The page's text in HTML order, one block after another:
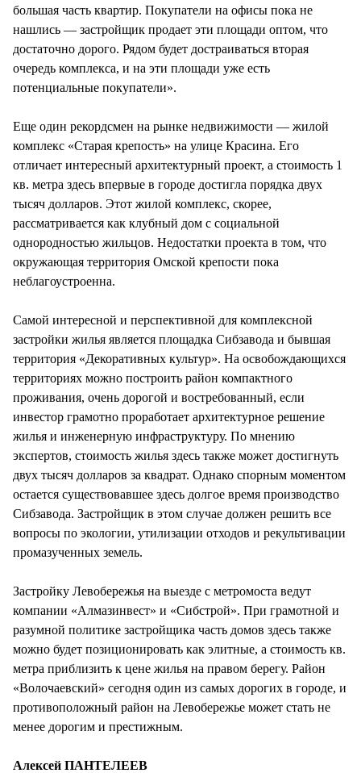
большая часть квартир. Покупатели на офисы пока не
нашлись — застройщик продает эти площади оптом, что
достаточно дорого. Рядом будет достраиваться вторая
очередь комплекса, и на эти площади уже есть
потенциальные покупатели».
Еще один рекордсмен на рынке недвижимости — жилой
комплекс «Старая крепость» на улице Красина. Его
отличает интересный архитектурный проект, а стоимость 1
кв. метра здесь впервые в городе достигла порядка двух
тысяч долларов. Этот жилой комплекс, скорее,
рассматривается как клубный дом с социальной
однородностью жильцов. Недостатки проекта в том, что
окружающая территория Омской крепости пока
неблагоустроенна.
Самой интересной и перспективной для комплексной
застройки жилья является площадка Сибзавода и бывшая
территория «Декоративных культур». На освобождающихся
территориях можно построить район компактного
проживания, очень дорогой и востребованный, если
инвестор грамотно проработает архитектурное решение
жилья и инженерную инфраструктуру. По мнению
экспертов, стоимость жилья здесь также может достигнуть
двух тысяч долларов за квадрат. Однако спорным моментом
остается существовавшее здесь долгое время производство
Сибзавода. Застройщик в этом случае должен решить все
вопросы по экологии, утилизации отходов и рекультивации
промазученных земель.
Застройку Левобережья на выезде с метромоста ведут
компании «Алмазинвест» и «Сибстрой». При грамотной и
разумной политике застройщика часть домов здесь также
можно будет позиционировать как элитные, а стоимость кв.
метра приблизить к цене жилья на правом берегу. Район
«Волочаевский» сегодня один из самых дорогих в городе, и
противоположный район на Левобережье может стать не
менее дорогим и престижным.
Алексей ПАНТЕЛЕЕВ